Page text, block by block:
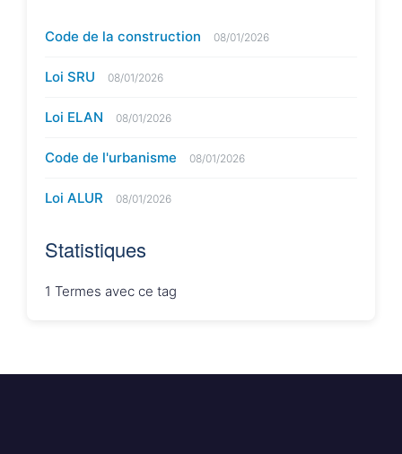
Code de la construction 08/01/2026
Loi SRU 08/01/2026
Loi ELAN 08/01/2026
Code de l'urbanisme 08/01/2026
Loi ALUR 08/01/2026
Statistiques
1 Termes avec ce tag